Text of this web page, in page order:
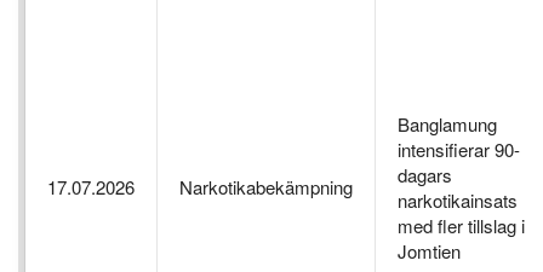
17.07.2026 Narkotikabekämpning
Banglamung
intensifierar 90-
dagars
narkotikainsats
med fler tillslag i
Jomtien